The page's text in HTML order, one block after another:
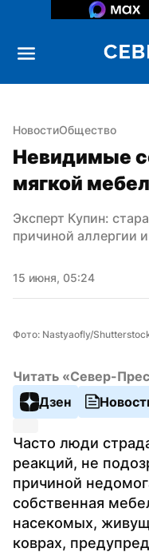
НовостиОбщество
Невидимые
мягкой
Эксперт Купин:
причиной аллергии
15 июня, 05:24
Фото: Nastyaofly/
Читать «Север-
Дзен
Часто люди
реакций, не
причиной
собственная
насекомых,
коврах,